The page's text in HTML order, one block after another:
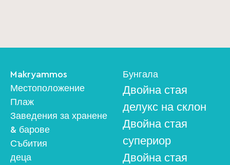
Makryammos
Местоположение
Плаж
Заведения за хранене
& барове
Събития
деца
Бунгала
Двойна стая
делукс на склон
Двойна стая
супериор
Двойна стая